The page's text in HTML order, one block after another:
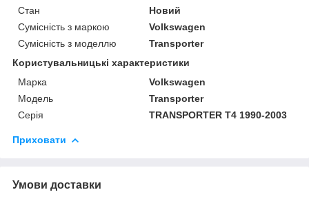
Стан
Новий
Сумісність з маркою
Volkswagen
Сумісність з моделлю
Transporter
Користувальницькі характеристики
Марка
Volkswagen
Модель
Transporter
Серія
TRANSPORTER T4 1990-2003
Приховати
Умови доставки